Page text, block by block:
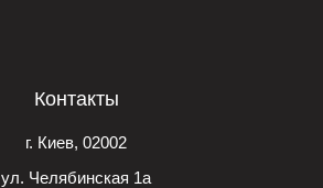
Контакты
г. Киев, 02002
ул. Челябинская 1а